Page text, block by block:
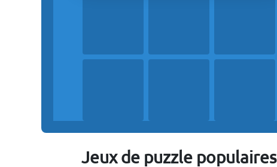
Jeux de puzzle populaires